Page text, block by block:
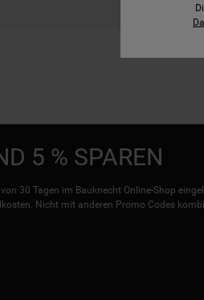
5 % SPAREN
30 Tagen im Bauknecht Online-Shop
Nicht mit anderen Promo Codes